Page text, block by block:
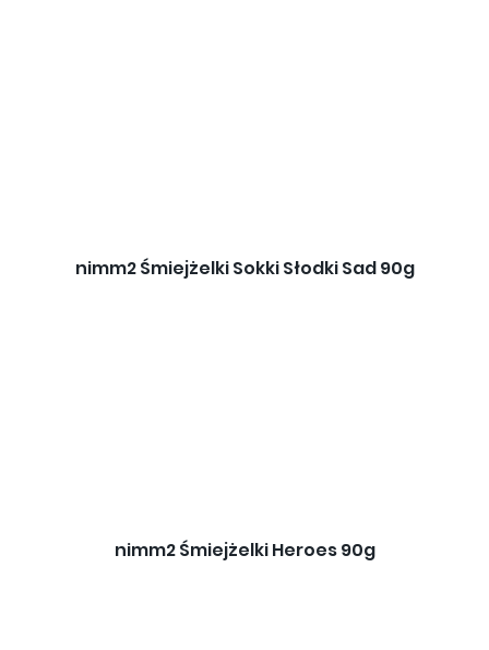
nimm2 Śmiejżelki Sokki Słodki Sad 90g
nimm2 Śmiejżelki Heroes 90g